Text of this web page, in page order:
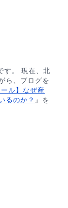
す。 現在、北
ら、ブログを
ール】なぜ産
るのか？ 』を